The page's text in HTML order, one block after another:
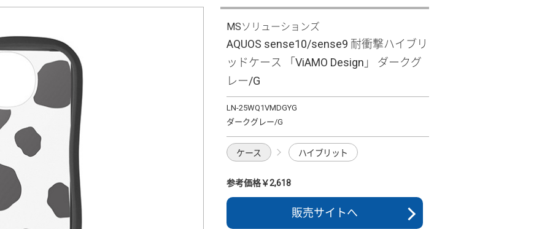
MSソリューションズ
AQUOS sense10/sense9 耐衝撃ハイブリ
ッドケース 「ViAMO Design」 ダークグ
レー/G
LN-25WQ1VMDGYG
ダークグレー/G
ケース ハイブリット
参考価格￥2,618
販売サイトへ